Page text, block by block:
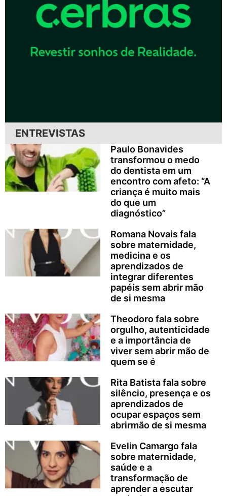
ENTREVISTAS
Paulo Bonavides
transformou o medo
do dentista em um
encontro com afeto: “A
criança é muito mais
do que um
diagnóstico”
Romana Novais fala
sobre maternidade,
medicina e os
aprendizados de
integrar diferentes
papéis sem abrir mão
de si mesma
Theodoro fala sobre
orgulho, autenticidade
e a importância de
viver sem abrir mão de
quem se é
Rita Batista fala sobre
silêncio, presença e os
aprendizados de
ocupar espaços sem
abrirmão de si mesma
Evelin Camargo fala
sobre maternidade,
saúde e a
transformação de
aprender a escutar